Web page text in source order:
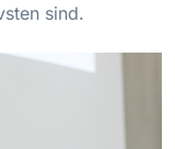
sind.